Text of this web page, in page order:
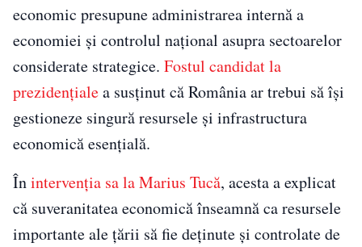
economic presupune administrarea internă a
economiei și controlul național asupra sectoarelor
considerate strategice. Fostul candidat la
prezidențialea susținut că România ar trebui să își
gestioneze singură resursele și infrastructura
economică esențială.
Înintervenția sa la Marius Tucă, acesta a explicat
că suveranitatea economică înseamnă ca resursele
importante ale țării să fie deținute și controlate de